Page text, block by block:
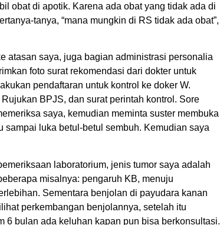
obat di apotik. Karena ada obat yang tidak ada di
tanya, “mana mungkin di RS tidak ada obat”,
atasan saya, juga bagian administrasi personalia
foto surat rekomendasi dari dokter untuk
pendaftaran untuk kontrol ke doker W.
BPJS, dan surat perintah kontrol. Sore
saya, kemudian meminta suster membuka
luka betul-betul sembuh. Kemudian saya
laboratorium, jenis tumor saya adalah
misalnya: pengaruh KB, menuju
Sementara benjolan di payudara kanan
perkembangan benjolannya, setelah itu
6 bulan ada keluhan kapan pun bisa berkonsultasi.